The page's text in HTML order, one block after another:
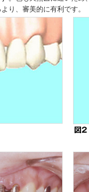
り、審美的に有利です。